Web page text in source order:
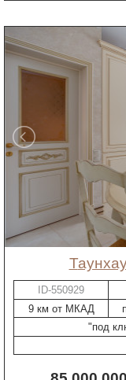
ID-550929
9 км от МКАД
"под